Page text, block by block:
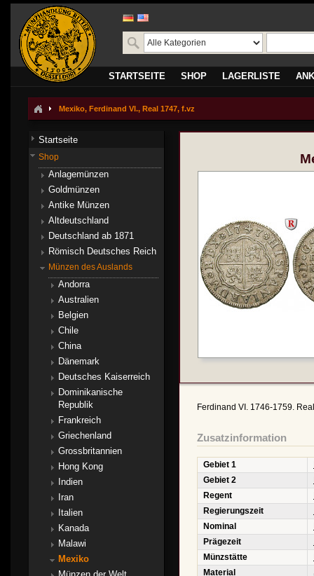
STARTSEITE SHOP LAGERLISTE
Mexiko, Ferdinand VI., Real 1747, f.vz
Ferdinand VI. 1746-1759.
Zusatzinformation
Gebiet 1
Gebiet 2
Regent
Regierungszeit
Nominal
Prägezeit
Münzstätte
Material
Startseite
Shop
Anlagemünzen
Goldmünzen
Antike Münzen
Altdeutschland
Deutschland ab 1871
Römisch Deutsches Reich
Münzen des Auslands
Andorra
Australien
Belgien
Chile
China
Dänemark
Deutsches Kaiserreich
Dominikanische
Republik
Frankreich
Griechenland
Grossbritannien
Hong Kong
Indien
Iran
Italien
Kanada
Malawi
Mexiko